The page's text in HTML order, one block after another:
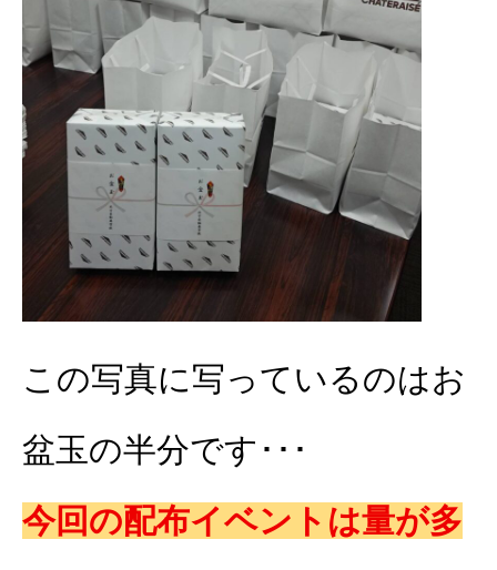
この写真に写っているのはお
盆玉の半分です･･･
今回の配布イベントは量が多